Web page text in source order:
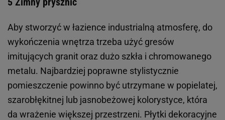
Aby stworzyć w łazience industrialną atmosferę, do
wykończenia wnętrza trzeba użyć gresów
imitujących granit oraz dużo szkła i chromowanego
metalu. Najbardziej poprawne stylistycznie
pomieszczenie powinno być utrzymane w popielatej,
szarobłękitnej lub jasnobeżowej kolorystyce, która
da wrażenie większej przestrzeni. Płytki dekoracyjne